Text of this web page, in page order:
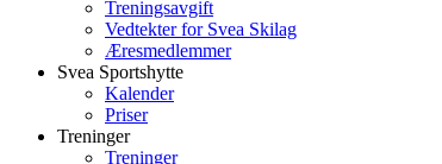
Treningsavgift
Vedtekter for Svea Skilag
Æresmedlemmer
Svea Sportshytte
Kalender
Priser
Treninger
Treninger